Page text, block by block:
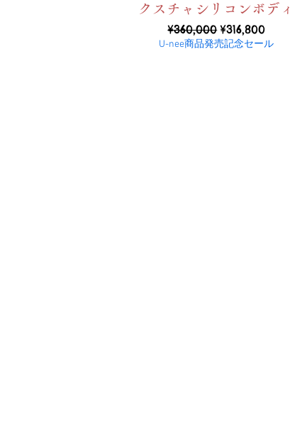
クスチャシリコンボディ
ราคาปกติ
¥360,000ราคาขายลด
¥316,800
U-nee商品発売記念セール